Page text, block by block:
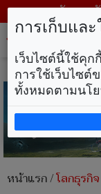
วันพฤหั
หน้าแรก/โลกธุรกิจ
การเก็บแล
เว็บไซต์นี้ใช้คุก
การใช้เว็บไซต์
ทั้งหมดตามนโย